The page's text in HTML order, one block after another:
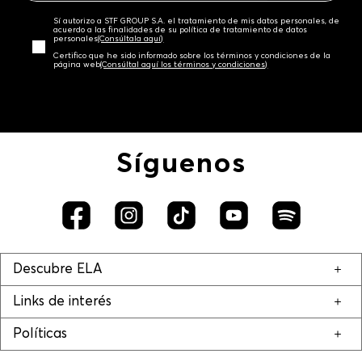
Sí autorizo a STF GROUP S.A. el tratamiento de mis datos personales, de
acuerdo a las finalidades de su política de tratamiento de datos
personales‎(Consúltala aquí)
Certifico que he sido informado sobre los términos y condiciones de la
página web‎(Consúltal aquí los términos y condiciones)
Síguenos
Descubre ELA
Links de interés
Políticas